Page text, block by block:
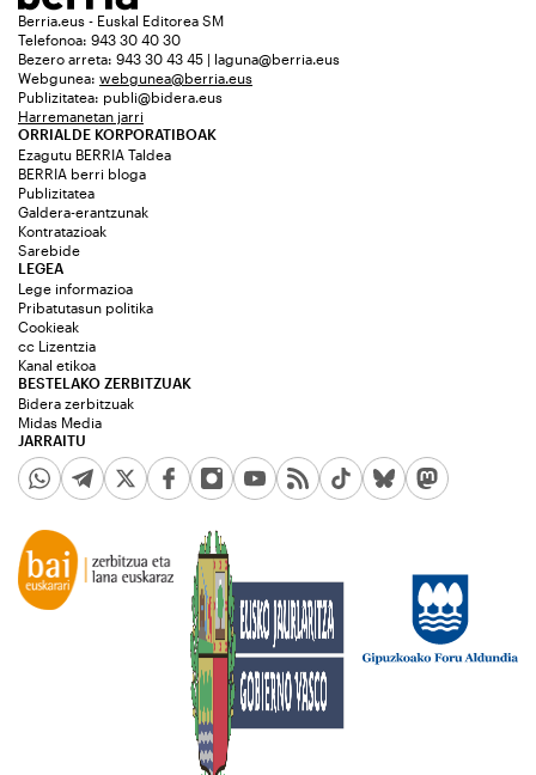
Berria.eus - Euskal Editorea SM
Telefonoa: 943 30 40 30
Bezero arreta: 943 30 43 45 | laguna@berria.eus
Webgunea: webgunea@berria.eus
Publizitatea: publi@bidera.eus
Harremanetan jarri
ORRIALDE KORPORATIBOAK
Ezagutu BERRIA Taldea
BERRIA berri bloga
Publizitatea
Galdera-erantzunak
Kontratazioak
Sarebide
JARRAITU
LEGEA
Lege informazioa
Pribatutasun politika
Cookieak
cc Lizentzia
Kanal etikoa
BESTELAKO ZERBITZUAK
Bidera zerbitzuak
Midas Media